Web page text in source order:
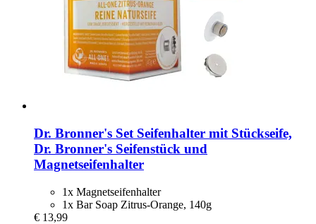
Dr. Bronner's Set Seifenhalter mit Stückseife,
Dr. Bronner's Seifenstück und
Magnetseifenhalter
1x Magnetseifenhalter
1x Bar Soap Zitrus-Orange, 140g
€ 13,99